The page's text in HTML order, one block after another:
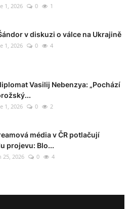
1, 2026 0 1
v diskuzi o válce na Ukrajině
1, 2026 0 4
Vasilij Nebenzya: „Pochází
1, 2026 0 2
média v ČR potlačují
projevu: Blo...
25, 2026 0 4